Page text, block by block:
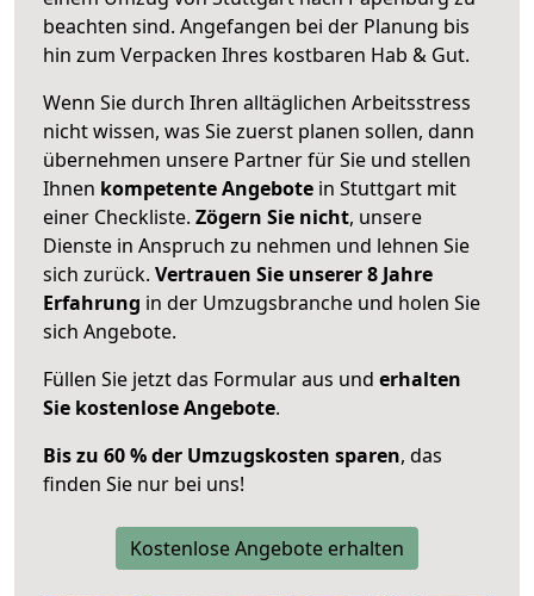
beachten sind. Angefangen bei der Planung bis
hin zum Verpacken Ihres kostbaren Hab & Gut.
Wenn Sie durch Ihren alltäglichen Arbeitsstress
nicht wissen, was Sie zuerst planen sollen, dann
übernehmen unsere Partner für Sie und stellen
Ihnen kompetente Angebote in Stuttgart mit
einer Checkliste. Zögern Sie nicht, unsere
Dienste in Anspruch zu nehmen und lehnen Sie
sich zurück. Vertrauen Sie unserer 8 Jahre
Erfahrung in der Umzugsbranche und holen Sie
sich Angebote.
Füllen Sie jetzt das Formular aus und erhalten
Sie kostenlose Angebote.
Bis zu 60 % der Umzugskosten sparen, das
finden Sie nur bei uns!
Kostenlose Angebote erhalten